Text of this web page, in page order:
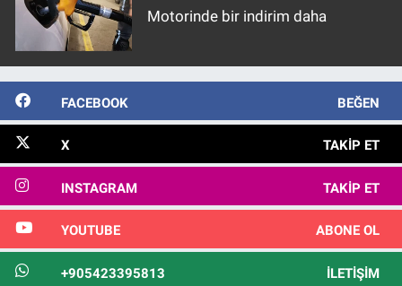
Motorinde bir indirim daha
FACEBOOK BEĞEN
X TAKIP ET
INSTAGRAM TAKIP ET
YOUTUBE ABONE OL
+905423395813 İLETIŞIM